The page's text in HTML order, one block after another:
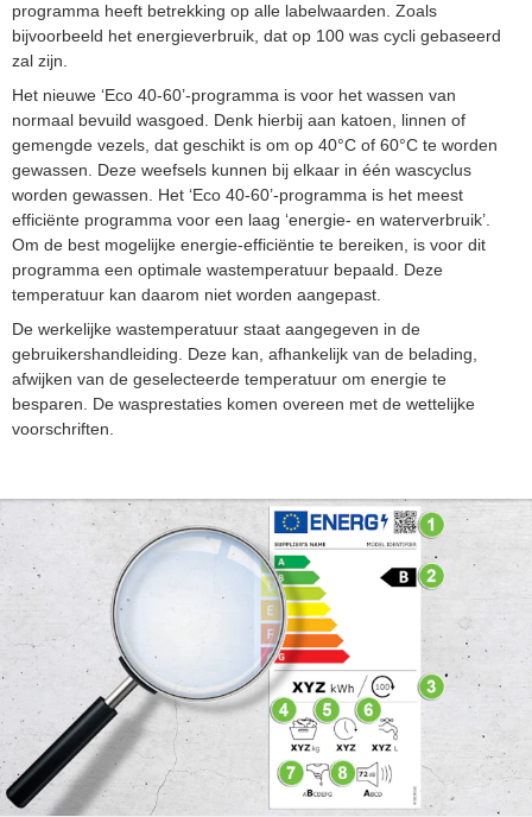
programma heeft betrekking op alle labelwaarden. Zoals
bijvoorbeeld het energieverbruik, dat op 100 was cycli gebaseerd
zal zijn.
Het nieuwe ‘Eco 40-60’-programma is voor het wassen van
normaal bevuild wasgoed. Denk hierbij aan katoen, linnen of
gemengde vezels, dat geschikt is om op 40°C of 60°C te worden
gewassen. Deze weefsels kunnen bij elkaar in één wascyclus
worden gewassen. Het ‘Eco 40-60’-programma is het meest
efficiënte programma voor een laag ‘energie- en waterverbruik’.
Om de best mogelijke energie-efficiëntie te bereiken, is voor dit
programma een optimale wastemperatuur bepaald. Deze
temperatuur kan daarom niet worden aangepast.
De werkelijke wastemperatuur staat aangegeven in de
gebruikershandleiding. Deze kan, afhankelijk van de belading,
afwijken van de geselecteerde temperatuur om energie te
besparen. De wasprestaties komen overeen met de wettelijke
voorschriften.